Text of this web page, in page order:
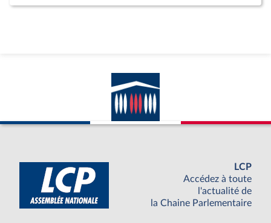
LCP
Accédez à toute
l'actualité de
la Chaine Parlementaire